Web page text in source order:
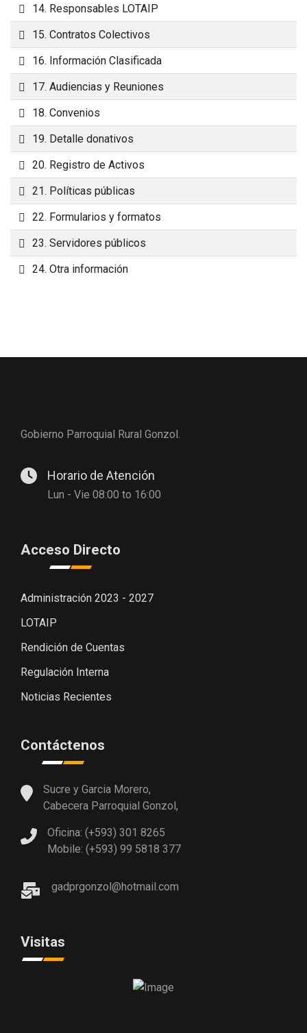
Carpeta
14. Responsables LOTAIP
Carpeta
15. Contratos Colectivos
Carpeta
16. Información Clasificada
Carpeta
17. Audiencias y Reuniones
Carpeta
18. Convenios
Carpeta
19. Detalle donativos
Carpeta
20. Registro de Activos
Carpeta
21. Políticas públicas
Carpeta
22. Formularios y formatos
Carpeta
23. Servidores públicos
Carpeta
24. Otra información
Gobierno Parroquial Rural Gonzol.
Horario de Atención
Lun - Vie 08:00 to 16:00
Acceso Directo
Administración 2023 - 2027
LOTAIP
Rendición de Cuentas
Regulación Interna
Noticias Recientes
Contáctenos
Sucre y Garcia Morero,
Cabecera Parroquial Gonzol,
Oficina: (+593) 301 8265
Mobile: (+593) 99 5818 377
gadprgonzol@hotmail.com
Visitas